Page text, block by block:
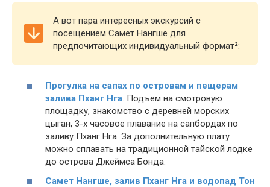
А вот пара интересных экскурсий с
посещением Самет Нангше для
предпочитающих индивидуальный формат²:
Прогулка на сапах по островам и пещерам
залива Пханг Нга. Подъем на смотровую
площадку, знакомство с деревней морских
цыган, 3-х часовое плавание на сапбордах по
заливу Пханг Нга. За дополнительную плату
можно сплавать на традиционной тайской лодке
до острова Джеймса Бонда.
Самет Нангше, залив Пханг Нга и водопад Тон